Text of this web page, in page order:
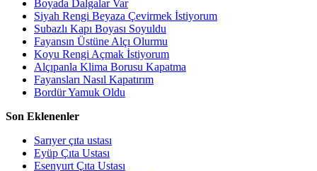
Boyada Dalgalar Var
Siyah Rengi Beyaza Çevirmek İstiyorum
Subazlı Kapı Boyası Soyuldu
Fayansın Üstüne Alçı Olurmu
Koyu Rengi Açmak İstiyorum
Alçıpanla Klima Borusu Kapatma
Fayansları Nasıl Kapatırım
Bordür Yamuk Oldu
Son Eklenenler
Sarıyer çıta ustası
Eyüp Çıta Ustası
Esenyurt Çıta Ustası